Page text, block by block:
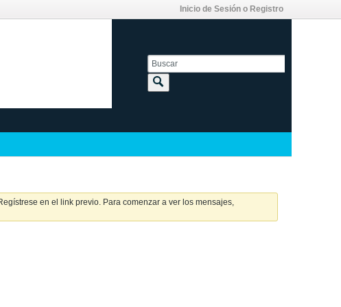
Inicio de Sesión o Registro
en el link previo. Para comenzar a ver los mensajes,